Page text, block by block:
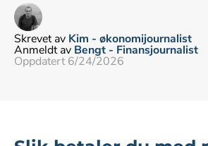
Vipps
Trumf Pay
Slik legger du til kredittkortet i
Spiller mobilmodellen en rolle for
Ikke alle kort fungerer
Sammenlign kredittkort og deres
lommebøker
Kan jeg betale uten kort?
Skrevet av Kim - økonomijournalist
Anmeldt av Bengt - Finansjournalist
Oppdatert 6/24/2026